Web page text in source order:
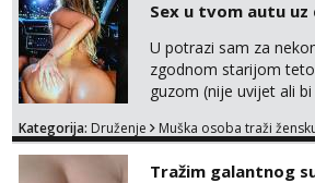
Sex u tvom autu
U potrazi sam za
zgodnom starijom
guzom (nije uvijet ali
dobra zabava uz
negdje u mrak, prije
Kategorija: Druženje Muška osoba traži
Tražim galantnog